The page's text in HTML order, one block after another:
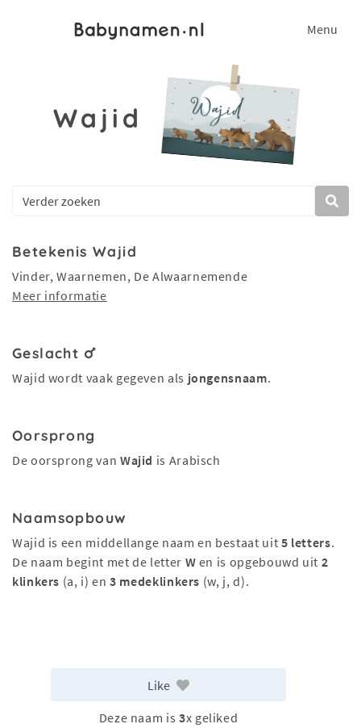
Menu
Wajid
Betekenis Wajid
Vinder, Waarnemen, De Alwaarnemende
Meer informatie
Geslacht
Wajid wordt vaak gegeven als jongensnaam.
Oorsprong
De oorsprong van Wajid is Arabisch
Naamsopbouw
Wajid is een middellange naam en bestaat uit 5 letters.
De naam begint met de letter W en is opgebouwd uit 2
klinkers (a, i) en3 medeklinkers (w, j, d).
Like
Deze naam is 3x geliked